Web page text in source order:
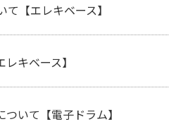
【エレキベース】
キベース】
ついて【電子ドラム】